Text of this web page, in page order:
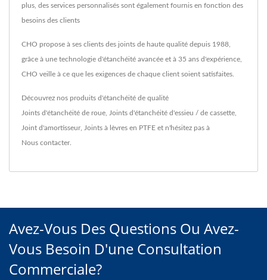
plus, des services personnalisés sont également fournis en fonction des
besoins des clients
CHO propose à ses clients des joints de haute qualité depuis 1988,
grâce à une technologie d'étanchéité avancée et à 35 ans d'expérience,
CHO veille à ce que les exigences de chaque client soient satisfaites.
Découvrez nos produits d'étanchéité de qualité
Joints d'étanchéité de roue Joints d'étanchéité d'essieu / de cassette
Joint d'amortisseur, Joints à lèvres en PTFE et n'hésitez pas à
Nous contacter.
Avez-Vous Des Questions Ou Avez-
Vous Besoin D'une Consultation
Commerciale?